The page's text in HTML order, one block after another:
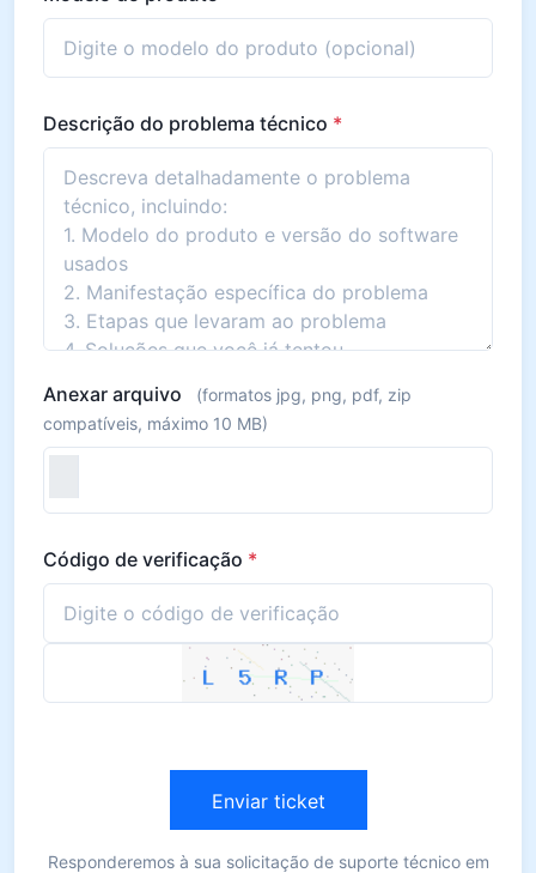
Descrição do problema técnico *
Anexar arquivo
(formatos jpg, png, pdf, zip
compatíveis, máximo 10 MB)
Código de verificação *
Enviar ticket
Responderemos à sua solicitação de suporte técnico em